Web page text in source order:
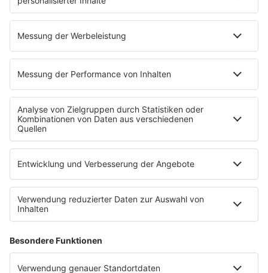
News
Was macht eigentlich?
Listing
Back to the 90s
Mitmachen
Aktionen & Events
Empfang
Sonos